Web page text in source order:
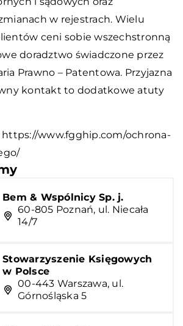
w rejestrach. Wielu
ceni sobie wszechstronną
doradztwo świadczone przez
Prawno – Patentowa. Przyjazna
kontakt to dodatkowe atuty
https://www.fgghip.com/ochrona-
Bem & Wspólnicy Sp. j.
60-805 Poznań, ul. Niecała
14/7
Stowarzyszenie Księgowych
w Polsce
00-443 Warszawa, ul.
Górnośląska 5